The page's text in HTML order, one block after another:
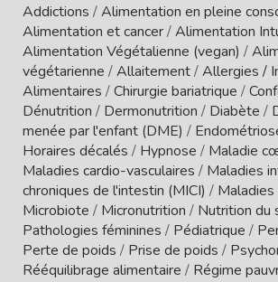
Addictions /Alimentation en pleine
Alimentation et cancer/Alimentation
Alimentation Végétalienne (vegan) /
végétarienne /Allaitement/Allergies /
Alimentaires /Chirurgie bariatrique /
Dénutrition / Dermonutrition / Diabète /
menée par l'enfant (DME) /
Horaires décalés / Hypnose / Maladie
Maladies cardio-vasculaires / Maladies
chroniques de l'intestin (MICI) /
Microbiote / Micronutrition / Nutrition du
Pathologies féminines / Pédiatrique /
Perte de poids / Prise de poids /
Rééquilibrage alimentaire / Régime